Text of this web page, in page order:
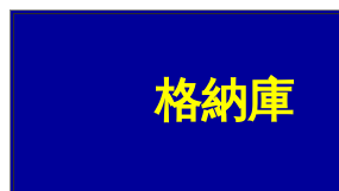
格納庫